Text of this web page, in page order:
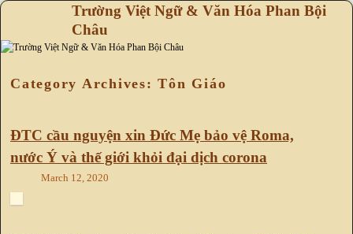
Trường Việt Ngữ & Văn Hóa Phan Bội
Châu
Category Archives:Tôn Giáo
ĐTC cầu nguyện xin Đức Mẹ bảo vệ Roma,
nước Ý và thế giới khỏi đại dịch corona
March 12, 2020